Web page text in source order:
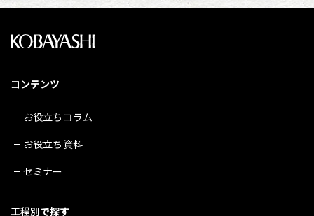
コンテンツ
お役立ちコラム
お役立ち資料
セミナー
工程別で探す